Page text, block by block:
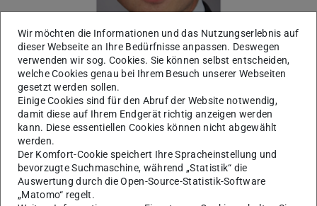
Der Fachbereich Gesellschafts- und
Geschichtswissenschaften gratuliert Marcus Sandenzur
erfolgreichen Verteidigung der Doktorarbeit mit dem
Thema:
Die Rolle von Klimaclubs in der internationalen
Klimapolitik
Wir möchten die Informationen und das Nutzungserlebnis auf
dieser Webseite an Ihre Bedürfnisse anpassen. Deswegen
verwenden wir sog. Cookies. Sie können selbst entscheiden,
welche Cookies genau bei Ihrem Besuch unserer Webseiten
gesetzt werden sollen.
Einige Cookies sind für den Abruf der Website notwendig,
damit diese auf Ihrem Endgerät richtig anzeigen werden
kann. Diese essentiellen Cookies können nicht abgewählt
werden.
Der Komfort-Cookie speichert Ihre Spracheinstellung und
bevorzugte Suchmaschine, während „Statistik“ die
Auswertung durch die Open-Source-Statistik-Software
„Matomo“ regelt.